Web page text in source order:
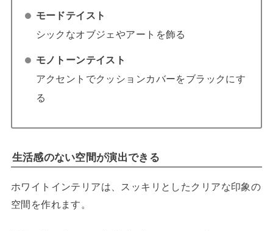
モードテイスト
シックなオブジェやアートを飾る
モノトーンテイスト
アクセントでクッションカバーをブラックにす
る
生活感のない空間が演出できる
ホワイトインテリアは、スッキリとしたクリアな印象の
空間を作れます。